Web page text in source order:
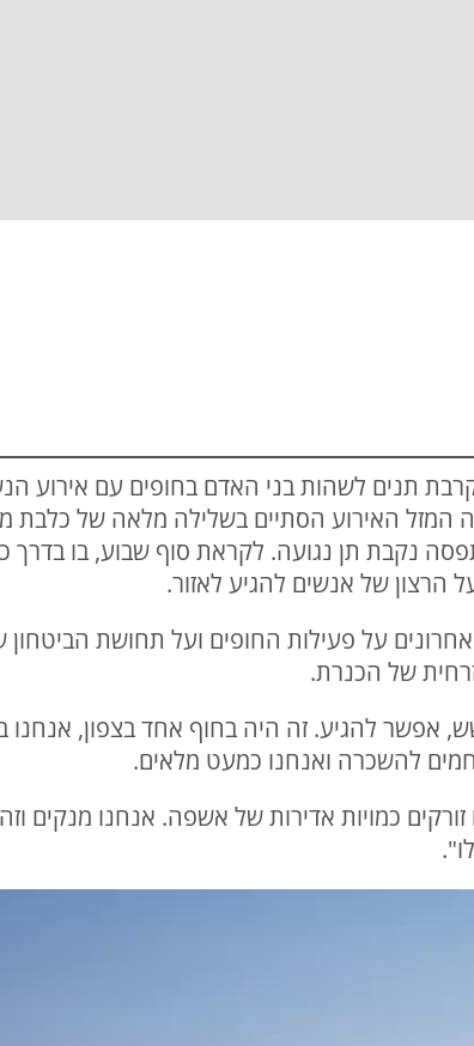
תנים לשהות בני האדם בחופים עם אירוע
המזל האירוע הסתיים בשלילה מלאה של כלבת
נקבת תן נגועה. לקראת סוף שבוע, בו בדרך
הרצון של אנשים להגיע לאזור.
על פעילות החופים ועל תחושת הביטחון
של הכנרת.
אפשר להגיע. זה היה בחוף אחד בצפון, אנחנו
להשכרה ואנחנו כמעט מלאים.
כמויות אדירות של אשפה. אנחנו מנקים